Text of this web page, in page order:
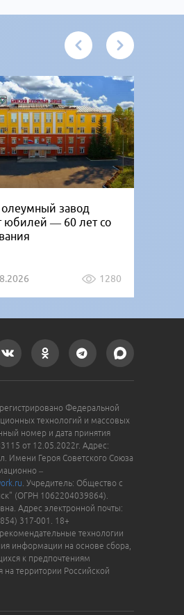
завод
юбилей — 60 лет со
1280
Федеральной
технологий и массовых
номер и дата принятия
от 12.05.2022г. Адрес:
Имени Героя Советского Союза
–
. Учредитель: Общество с
(ОГРН 1062204039864).
Адрес электронной почты:
317-001. 18+
технологии
информации на основе сбора,
к предпочтениям
на территории Российской